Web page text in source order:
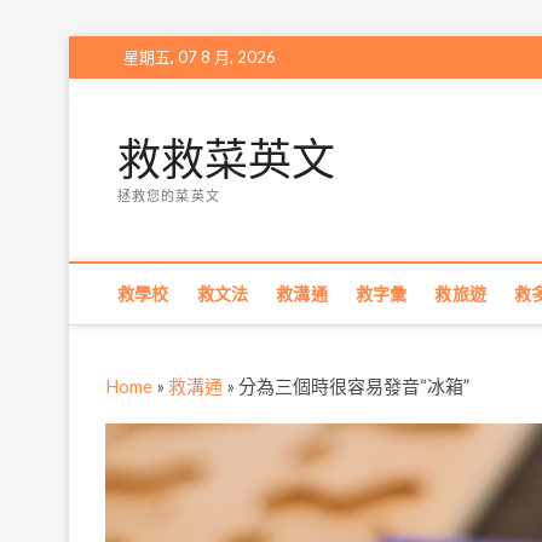
to
星期五, 07 8 月, 2026
救救菜英文
拯救您的菜英文
救學校 救文法 救溝通 救字彙 救旅遊 救
Home » 救溝通 » 分為三個時很容易發音“冰箱”